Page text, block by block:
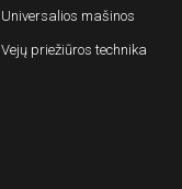
Universalios mašinos
Vejų priežiūros technika